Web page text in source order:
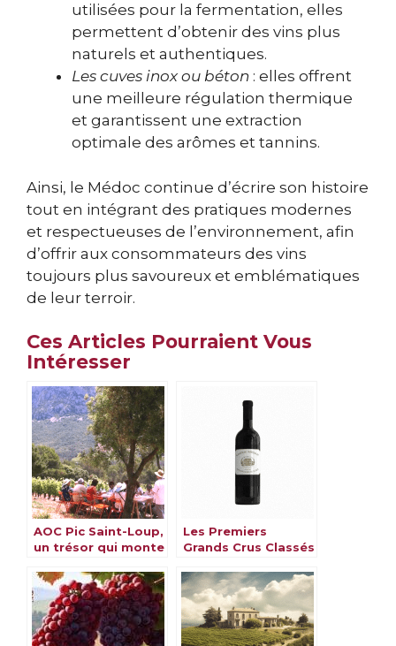
utilisées pour la fermentation, elles
permettent d’obtenir des vins plus
naturels et authentiques.
Les cuves inox ou béton : elles offrent
une meilleure régulation thermique
et garantissent une extraction
optimale des arômes et tannins.
Ainsi, le Médoc continue d’écrire son histoire
tout en intégrant des pratiques modernes
et respectueuses de l’environnement, afin
d’offrir aux consommateurs des vins
toujours plus savoureux et emblématiques
de leur terroir.
Ces Articles Pourraient Vous
Intéresser
AOC Pic Saint-Loup,
un trésor qui monte
Les Premiers
Grands Crus Classés